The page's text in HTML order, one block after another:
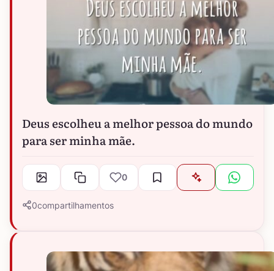
Deus escolheu a melhor pessoa do mundo
para ser minha mãe.
0
0compartilhamentos